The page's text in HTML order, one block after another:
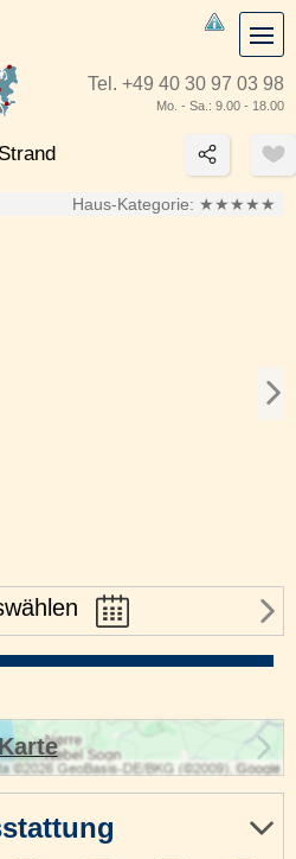
Tel. +49 40 30 97 03 98
Mo. - Sa.: 9.00 - 18.00
Haus-Kategorie: ★★★★★